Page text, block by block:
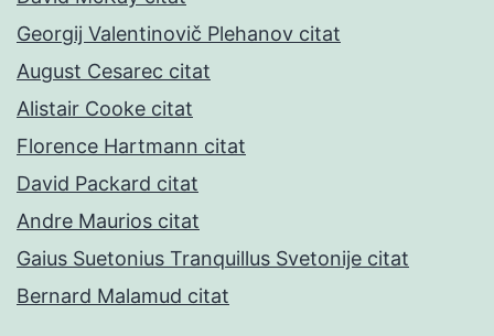
Georgij Valentinovič Plehanov citat
August Cesarec citat
Alistair Cooke citat
Florence Hartmann citat
David Packard citat
Andre Maurios citat
Gaius Suetonius Tranquillus Svetonije citat
Bernard Malamud citat